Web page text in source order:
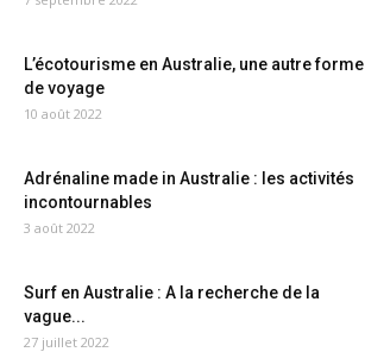
L’écotourisme en Australie, une autre forme
de voyage
10 août 2022
Adrénaline made in Australie : les activités
incontournables
3 août 2022
Surf en Australie : A la recherche de la
vague...
27 juillet 2022